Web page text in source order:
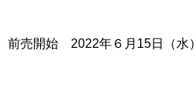
前売開始 2022年６月15日（水